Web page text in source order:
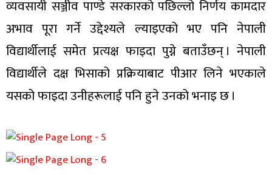
व्यवसायी सञ्जीव पाण्डे सरकारको पछिल्लो निर्णय कामदार
अभाव पूरा गर्ने उद्देश्यले ल्याइएको भए पनि नेपाली
विद्यार्थीलाई समेत प्रत्यक्ष फाइदा पुग्ने बताउँछन् । नेपाली
विद्यार्थीले दक्ष भिसाको प्रक्रियाबाट पीआर लिने भएकाले
यसको फाइदा उनीहरूलाई पनि हुने उनको भनाइ छ ।